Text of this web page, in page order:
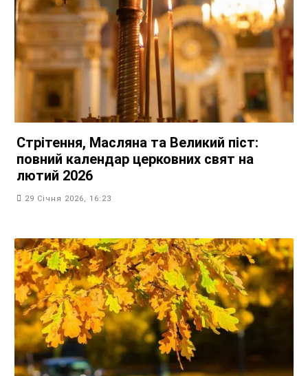
Стрітення, Масляна та Великий піст:
повний календар церковних свят на
лютий 2026
29 Січня 2026, 16:23